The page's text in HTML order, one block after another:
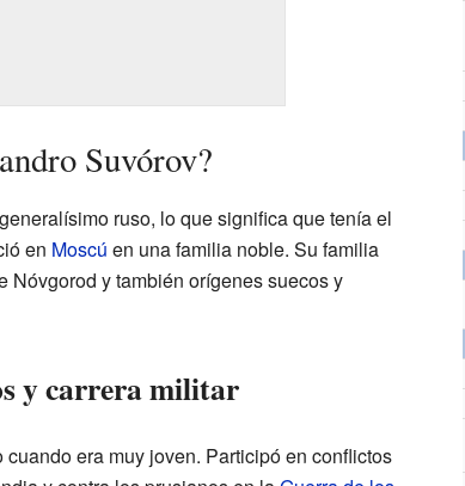
Suvórov?
ruso, lo que significa que tenía el
en Moscú en una familia noble. Su familia
Nóvgorod y también orígenes suecos y
y carrera militar
era muy joven. Participó en conflictos